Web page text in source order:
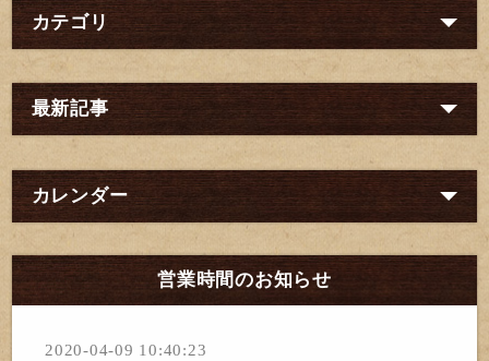
カテゴリ
最新記事
カレンダー
営業時間のお知らせ
2020-04-09 10:40:23